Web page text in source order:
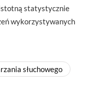
statystycznie
wykorzystywanych
słuchowego